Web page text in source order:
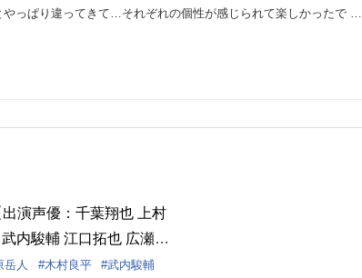
っぱり違ってきて…それぞれの個性が感じられて楽しかったで …
演声優：千葉翔也 上村
内駿輔 江口拓也 広瀬裕
岳人 木村良平
武内駿輔